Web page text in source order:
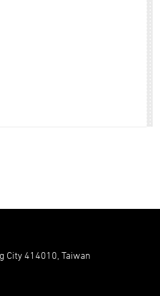
City 414010, Taiwan